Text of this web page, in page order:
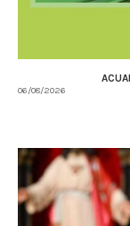
06/08/2026